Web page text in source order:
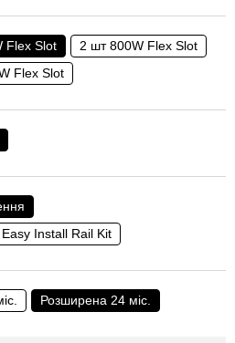
Flex Slot
2 шт 800W Flex Slot
Flex Slot
Install Rail Kit
Розширена 24 міс.